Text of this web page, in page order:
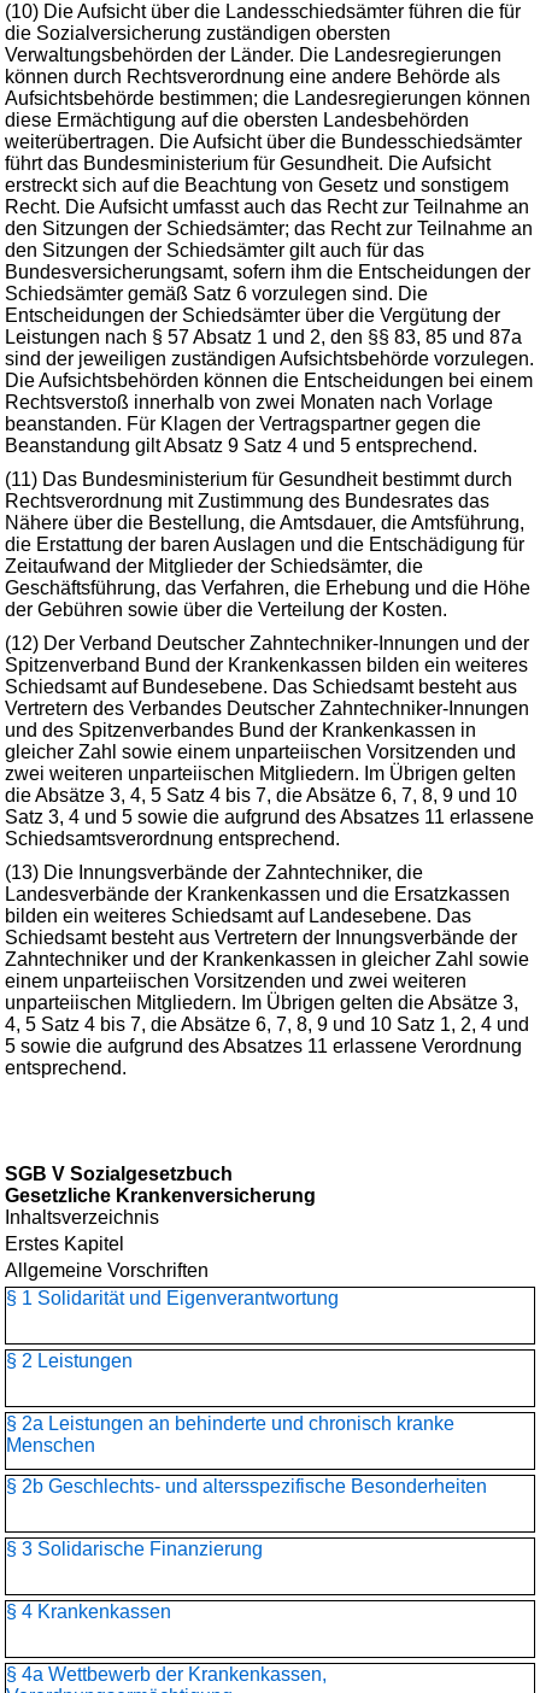
(10) Die Aufsicht über die Landesschiedsämter führen die für
die Sozialversicherung zuständigen obersten
Verwaltungsbehörden der Länder. Die Landesregierungen
können durch Rechtsverordnung eine andere Behörde als
Aufsichtsbehörde bestimmen; die Landesregierungen können
diese Ermächtigung auf die obersten Landesbehörden
weiterübertragen. Die Aufsicht über die Bundesschiedsämter
führt das Bundesministerium für Gesundheit. Die Aufsicht
erstreckt sich auf die Beachtung von Gesetz und sonstigem
Recht. Die Aufsicht umfasst auch das Recht zur Teilnahme an
den Sitzungen der Schiedsämter; das Recht zur Teilnahme an
den Sitzungen der Schiedsämter gilt auch für das
Bundesversicherungsamt, sofern ihm die Entscheidungen der
Schiedsämter gemäß Satz 6 vorzulegen sind. Die
Entscheidungen der Schiedsämter über die Vergütung der
Leistungen nach § 57 Absatz 1 und 2, den §§ 83, 85 und 87a
sind der jeweiligen zuständigen Aufsichtsbehörde vorzulegen.
Die Aufsichtsbehörden können die Entscheidungen bei einem
Rechtsverstoß innerhalb von zwei Monaten nach Vorlage
beanstanden. Für Klagen der Vertragspartner gegen die
Beanstandung gilt Absatz 9 Satz 4 und 5 entsprechend.
(11) Das Bundesministerium für Gesundheit bestimmt durch
Rechtsverordnung mit Zustimmung des Bundesrates das
Nähere über die Bestellung, die Amtsdauer, die Amtsführung,
die Erstattung der baren Auslagen und die Entschädigung für
Zeitaufwand der Mitglieder der Schiedsämter, die
Geschäftsführung, das Verfahren, die Erhebung und die Höhe
der Gebühren sowie über die Verteilung der Kosten.
(12) Der Verband Deutscher Zahntechniker-Innungen und der
Spitzenverband Bund der Krankenkassen bilden ein weiteres
Schiedsamt auf Bundesebene. Das Schiedsamt besteht aus
Vertretern des Verbandes Deutscher Zahntechniker-Innungen
und des Spitzenverbandes Bund der Krankenkassen in
gleicher Zahl sowie einem unparteiischen Vorsitzenden und
zwei weiteren unparteiischen Mitgliedern. Im Übrigen gelten
die Absätze 3, 4, 5 Satz 4 bis 7, die Absätze 6, 7, 8, 9 und 10
Satz 3, 4 und 5 sowie die aufgrund des Absatzes 11 erlassene
Schiedsamtsverordnung entsprechend.
(13) Die Innungsverbände der Zahntechniker, die
Landesverbände der Krankenkassen und die Ersatzkassen
bilden ein weiteres Schiedsamt auf Landesebene. Das
Schiedsamt besteht aus Vertretern der Innungsverbände der
Zahntechniker und der Krankenkassen in gleicher Zahl sowie
einem unparteiischen Vorsitzenden und zwei weiteren
unparteiischen Mitgliedern. Im Übrigen gelten die Absätze 3,
4, 5 Satz 4 bis 7, die Absätze 6, 7, 8, 9 und 10 Satz 1, 2, 4 und
5 sowie die aufgrund des Absatzes 11 erlassene Verordnung
entsprechend.
SGB V Sozialgesetzbuch
Gesetzliche Krankenversicherung
Inhaltsverzeichnis
Erstes Kapitel
Allgemeine Vorschriften
§ 1 Solidarität und Eigenverantwortung
§ 2 Leistungen
§ 2a Leistungen an behinderte und chronisch kranke
Menschen
§ 2b Geschlechts- und altersspezifische Besonderheiten
§ 3 Solidarische Finanzierung
§ 4 Krankenkassen
§ 4a Wettbewerb der Krankenkassen,